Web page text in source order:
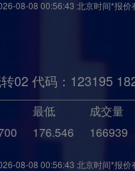
08-08 00:56:43 北京时间*报价
02 代码：123195
最低 成交量
176.546 166939
08-08 00:56:43 北京时间*报价